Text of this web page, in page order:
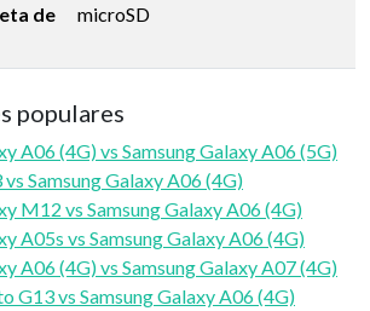
de
microSD
populares
A06 (4G) vs Samsung Galaxy A06 (5G)
Samsung Galaxy A06 (4G)
M12 vs Samsung Galaxy A06 (4G)
A05s vs Samsung Galaxy A06 (4G)
A06 (4G) vs Samsung Galaxy A07 (4G)
G13 vs Samsung Galaxy A06 (4G)